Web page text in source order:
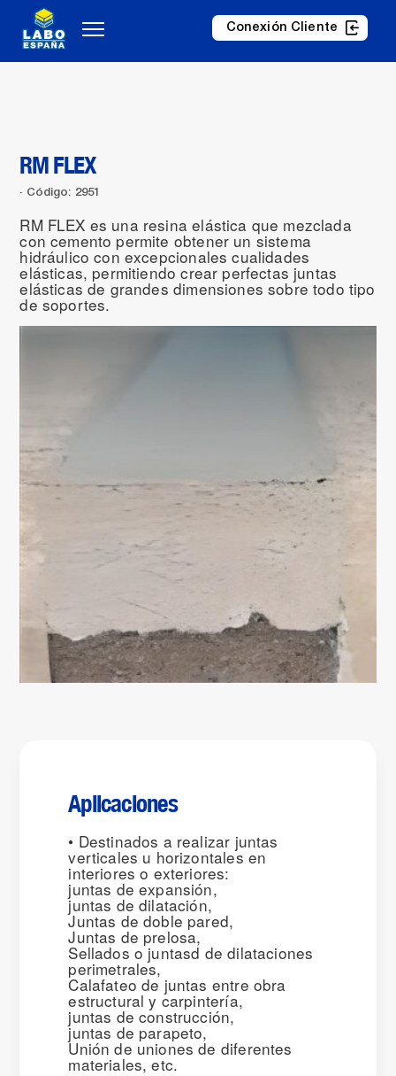
Conexión Cliente
RM FLEX
Código: 2951
RM FLEX es una resina elástica que mezclada
con cemento permite obtener un sistema
hidráulico con excepcionales cualidades
elásticas, permitiendo crear perfectas juntas
elásticas de grandes dimensiones sobre todo tipo
de soportes.
Aplicaciones
• Destinados a realizar juntas
verticales u horizontales en
interiores o exteriores:
juntas de expansión,
juntas de dilatación,
Juntas de doble pared,
Juntas de prelosa,
Sellados o juntasd de dilataciones
perimetrales,
Calafateo de juntas entre obra
estructural y carpintería,
juntas de construcción,
juntas de parapeto,
Unión de uniones de diferentes
materiales, etc.